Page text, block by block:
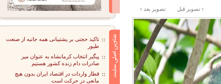
‹ تصوير قبل تصوير بعد ›
تاکید حجتی بر پشتیبانی همه جانبه از صنعت
طیور
پیگیر انتخاب کرمانشاه به عنوان میز
صادرات دام زنده کشور هستیم
قطار واردات در اقتصاد ایران بدون هیچ
مانعی در حرکت است